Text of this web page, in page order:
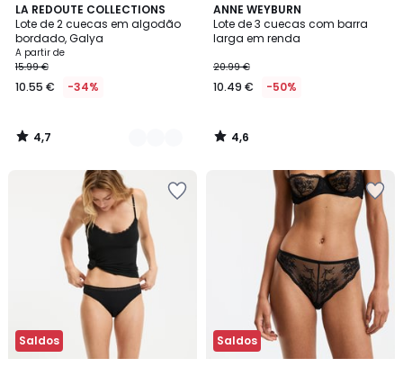
LA REDOUTE COLLECTIONS
Lote de 2 cuecas em algodão
bordado, Galya
A partir de
15.99 €
10.55 € -34%
4,7
/ 5
4
Cores
4,7
/
ANNE WEYBURN
Lote de 3 cuecas com barra
larga em renda
20.99 €
10.49 € -50%
4,6
/ 5
4,6
/
Saldos Saldos